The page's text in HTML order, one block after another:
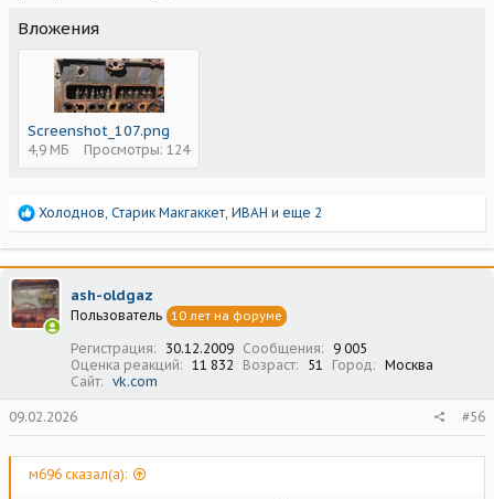
Вложения
Screenshot_107.png
4,9 МБ Просмотры: 124
Р
а
к
ц
и
и
Холоднов, Старик Макгаккет, ИВАН и еще 2
ash-oldgaz
Пользователь 10 лет на форуме
Регистрация 30.12.2009 Сообщения
9 005
Оценка реакций
11 832 Возраст 51 Город
Москва
Сайт
vk.com
09.02.2026 #56
м696 сказал(а):